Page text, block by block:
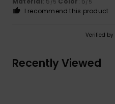
/5 /5
I recommend this product
Verified by
Recently Viewed